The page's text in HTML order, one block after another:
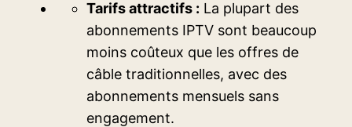
Tarifs attractifs : La plupart des
abonnements IPTV sont beaucoup
moins coûteux que les offres de
câble traditionnelles, avec des
abonnements mensuels sans
engagement.